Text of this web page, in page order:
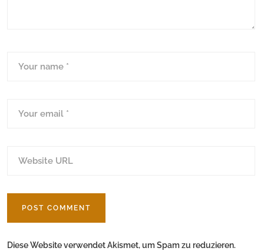
Diese Website verwendet Akismet, um Spam zu reduzieren.